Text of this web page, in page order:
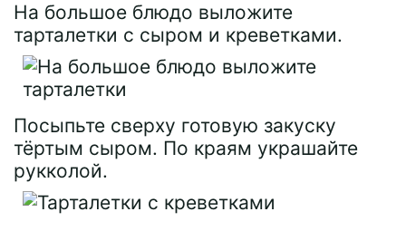
На большое блюдо выложите
тарталетки с сыром и креветками.
Посыпьте сверху готовую закуску
тёртым сыром. По краям украшайте
рукколой.